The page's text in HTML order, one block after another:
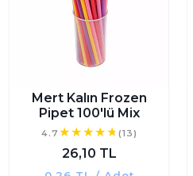
Mert Kalın Frozen
Pipet 100'lü Mix
4.7 (13)
26,10 TL